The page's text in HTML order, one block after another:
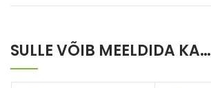
SULLE VÕIB MEELDIDA KA…